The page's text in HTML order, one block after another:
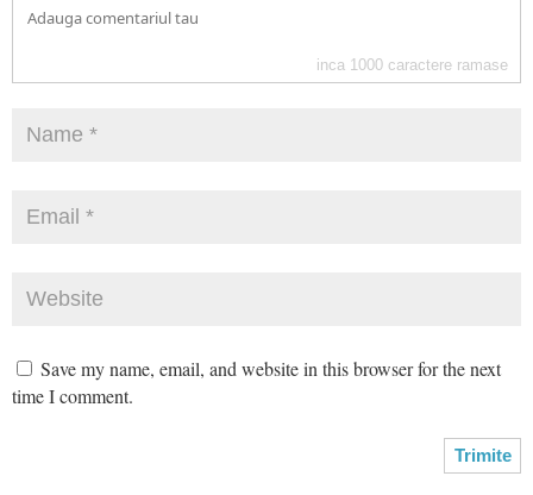
inca 1000 caractere ramase
Save my name, email, and website in this browser for the next
time I comment.